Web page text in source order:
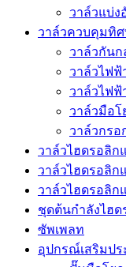
วาล์วแบ่ง
วาล์วควบคุมทิศ
วาล์วกันก
วาล์วไฟฟ้
วาล์วไฟฟ้
วาล์วมือโ
วาล์วกรอ
วาล์วไฮดรอลิ
วาล์วไฮดรอลิก
วาล์วไฮดรอลิก
ชุดต้นกำลังไฮด
ซัพเพลท
อุปกรณ์เสริมป